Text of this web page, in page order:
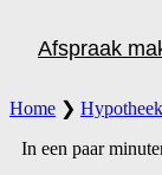
Afspraak
Home ❯
In een paar